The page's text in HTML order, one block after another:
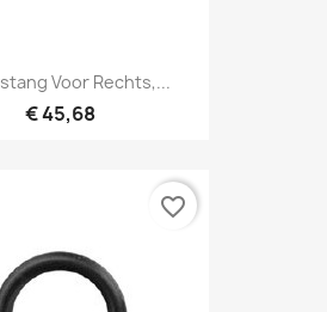
Voor Rechts,...
€ 45,68
favorite_border